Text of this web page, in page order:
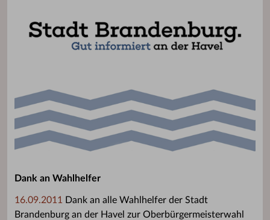
Dank an Wahlhelfer
16.09.2011
Dank an alle Wahlhelfer der Stadt
Brandenburg an der Havel zur Oberbürgermeisterwahl